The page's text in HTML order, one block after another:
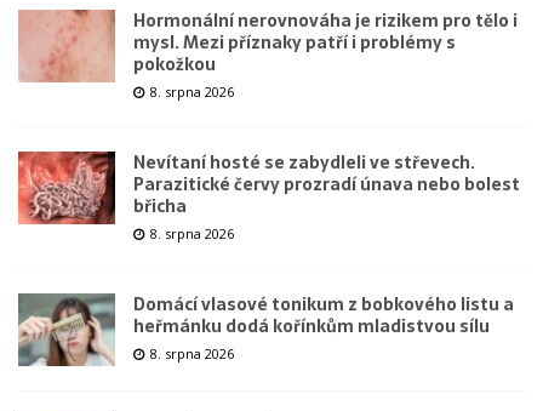
Hormonální nerovnováha je rizikem pro tělo i
mysl. Mezi příznaky patří i problémy s
pokožkou
8. srpna 2026
Nevítaní hosté se zabydleli ve střevech.
Parazitické červy prozradí únava nebo bolest
břicha
8. srpna 2026
Domácí vlasové tonikum z bobkového listu a
heřmánku dodá kořínkům mladistvou sílu
8. srpna 2026